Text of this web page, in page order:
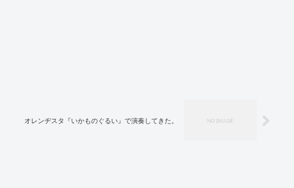
オレンヂスタ『いかものぐるい』で演奏してきた。